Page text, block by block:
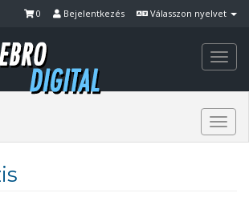
Válasszon nyelvet
Bejelentkezés
0